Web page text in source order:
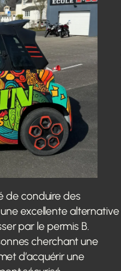
de conduire des
excellente alternative
par le permis B.
cherchant une
d’acquérir une